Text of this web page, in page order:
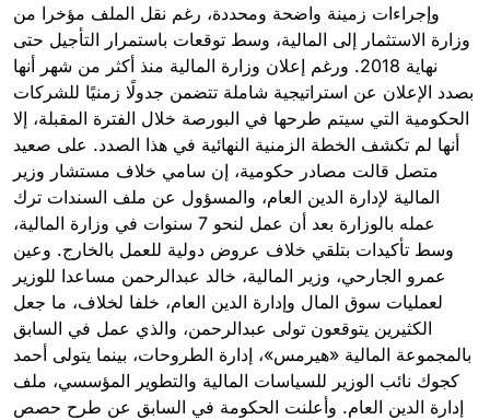
وإجراءات زمينة واضحة ومحددة، رغم نقل الملف مؤخرا من
وزارة الاستثمار إلى المالية، وسط توقعات باستمرار التأجيل حتى
نهاية 2018. ورغم إعلان وزارة المالية منذ أكثر من شهر أنها
بصدد الإعلان عن استراتيجية شاملة تتضمن جدولًا زمنيًا للشركات
الحكومية التي سيتم طرحها في البورصة خلال الفترة المقبلة، إلا
أنها لم تكشف الخطة الزمنية النهائية في هذا الصدد. على صعيد
متصل قالت مصادر حكومية، إن سامي خلاف مستشار وزير
المالية لإدارة الدين العام، والمسؤول عن ملف السندات ترك
عمله بالوزارة بعد أن عمل لنحو 7 سنوات في وزارة المالية،
وسط تأكيدات بتلقي خلاف عروض دولية للعمل بالخارج. وعين
عمرو الجارحي، وزير المالية، خالد عبدالرحمن مساعدا للوزير
لعمليات سوق المال وإدارة الدين العام، خلفا لخلاف، ما جعل
الكثيرين يتوقعون تولى عبدالرحمن، والذي عمل في السابق
بالمجموعة المالية «هيرمس»، إدارة الطروحات، بينما يتولى أحمد
كجوك نائب الوزير للسياسات المالية والتطوير المؤسسي، ملف
إدارة الدين العام. وأعلنت الحكومة في السابق عن طرح حصص